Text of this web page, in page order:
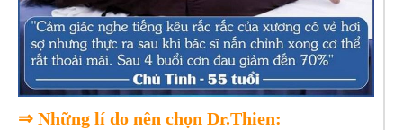
⇒ Những lí do nên chọn Dr.Thien: